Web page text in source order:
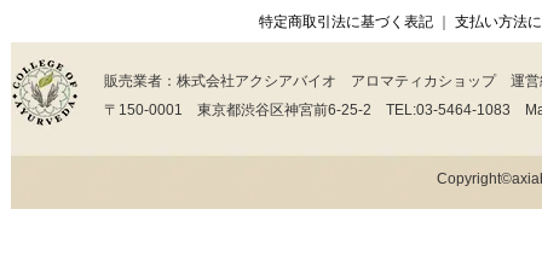
特定商取引法に基づく表記 支払い方法
販売業者：株式会社アクシアバイオ アロマティカショップ 運営
〒150-0001 東京都渋谷区神宮前6-25-2 TEL:03-5464-1083